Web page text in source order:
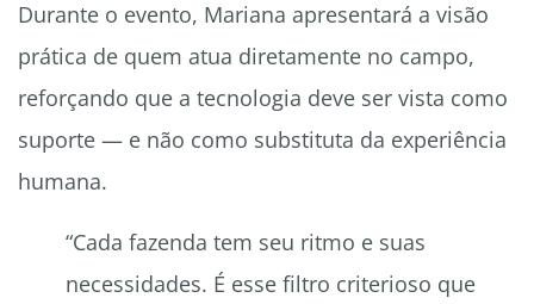
Durante o evento, Mariana apresentará a visão
prática de quem atua diretamente no campo,
reforçando que a tecnologia deve ser vista como
suporte — e não como substituta da experiência
humana.
“Cada fazenda tem seu ritmo e suas
necessidades. É esse filtro criterioso que